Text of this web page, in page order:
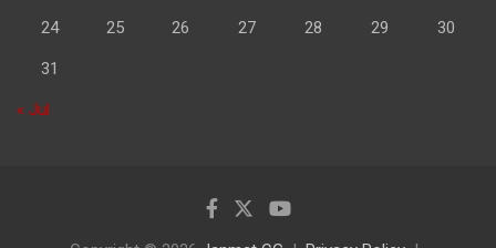
24 25 26 27 28 29 30
31
« Jul